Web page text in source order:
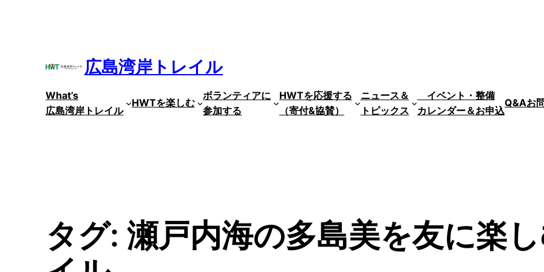
広島湾岸トレイル
What’s
広島湾岸トレイル
HWTを楽しむ
ボランティアに
参加する
HWTを応援する
（寄付&協賛）
ニュース＆
トピックス
イベント・整備
カレンダー＆お申込
Q&Aお
タグ:瀬戸内海の多島美を友に楽